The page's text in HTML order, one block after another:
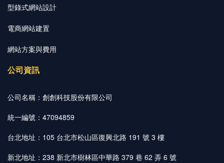
型錄式網站設計
電商網站建置
網站方案與費用
公司資訊
公司名稱：創創科技股份有限公司
統一編號：47094859
台北地址：105 台北市松山區復興北路 191 號 3 樓
新北地址：238 新北市樹林區中華路 379 巷 62 弄 6 號